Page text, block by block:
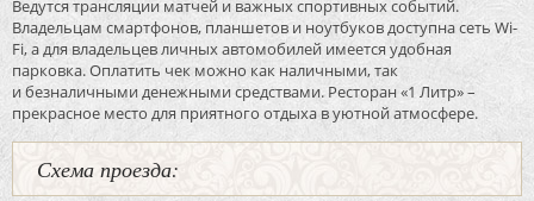
Ведутся трансляции матчей и важных спортивных событий.
Владельцам смартфонов, планшетов и ноутбуков доступна сеть Wi-
Fi, а для владельцев личных автомобилей имеется удобная
парковка. Оплатить чек можно как наличными, так
и безналичными денежными средствами. Ресторан «1 Литр» –
прекрасное место для приятного отдыха в уютной атмосфере.
Схема проезда: